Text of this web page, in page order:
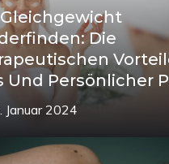
Gleichgewicht
Die
Und Persönlicher
Januar 2024